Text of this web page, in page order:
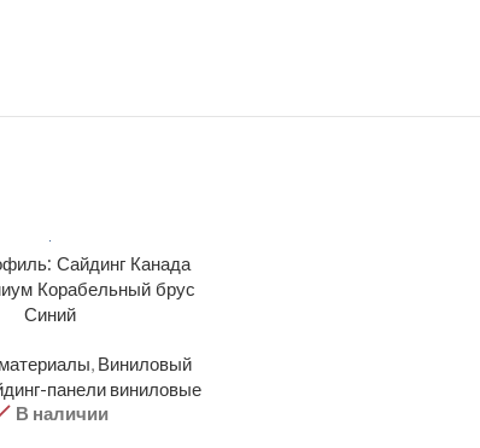
Сайдинг Канада
Корабельный брус
Синий
, Виниловый
панели виниловые
В наличии